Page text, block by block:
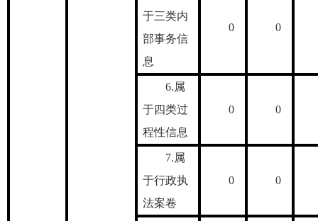
于三类内
部事务信
息
0 0
6.属
于四类过
程性信息
0 0
7.属
于行政执
法案卷
0 0